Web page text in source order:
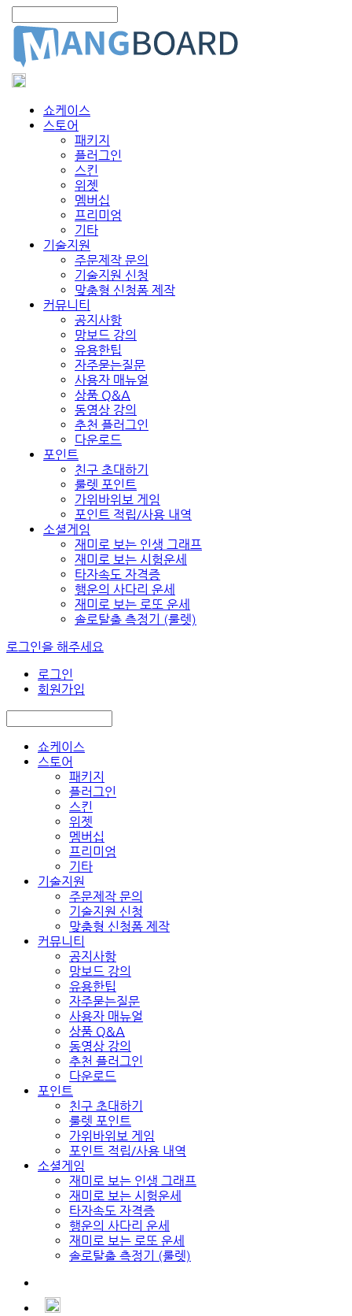
쇼케이스
스토어
패키지
플러그인
스킨
위젯
멤버십
프리미엄
기타
기술지원
주문제작 문의
기술지원 신청
맞춤형 신청폼 제작
커뮤니티
공지사항
망보드 강의
유용한팁
자주묻는질문
사용자 매뉴얼
상품 Q&A
동영상 강의
추천 플러그인
다운로드
포인트
친구 초대하기
룰렛 포인트
가위바위보 게임
포인트 적립/사용 내역
소셜게임
재미로 보는 인생 그래프
재미로 보는 시험운세
타자속도 자격증
행운의 사다리 운세
재미로 보는 로또 운세
솔로탈출 측정기 (룰렛)
로그인을 해주세요
로그인
회원가입
쇼케이스
스토어
패키지
플러그인
스킨
위젯
멤버십
프리미엄
기타
기술지원
주문제작 문의
기술지원 신청
맞춤형 신청폼 제작
커뮤니티
공지사항
망보드 강의
유용한팁
자주묻는질문
사용자 매뉴얼
상품 Q&A
동영상 강의
추천 플러그인
다운로드
포인트
친구 초대하기
룰렛 포인트
가위바위보 게임
포인트 적립/사용 내역
소셜게임
재미로 보는 인생 그래프
재미로 보는 시험운세
타자속도 자격증
행운의 사다리 운세
재미로 보는 로또 운세
솔로탈출 측정기 (룰렛)